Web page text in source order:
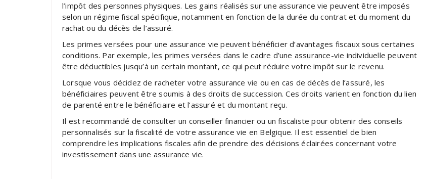
l’impôt des personnes physiques. Les gains réalisés sur une assurance vie peuvent être imposés
selon un régime fiscal spécifique, notamment en fonction de la durée du contrat et du moment du
rachat ou du décès de l’assuré.
Les primes versées pour une assurance vie peuvent bénéficier d’avantages fiscaux sous certaines
conditions. Par exemple, les primes versées dans le cadre d’une assurance-vie individuelle peuvent
être déductibles jusqu’à un certain montant, ce qui peut réduire votre impôt sur le revenu.
Lorsque vous décidez de racheter votre assurance vie ou en cas de décès de l’assuré, les
bénéficiaires peuvent être soumis à des droits de succession. Ces droits varient en fonction du lien
de parenté entre le bénéficiaire et l’assuré et du montant reçu.
Il est recommandé de consulter un conseiller financier ou un fiscaliste pour obtenir des conseils
personnalisés sur la fiscalité de votre assurance vie en Belgique. Il est essentiel de bien
comprendre les implications fiscales afin de prendre des décisions éclairées concernant votre
investissement dans une assurance vie.